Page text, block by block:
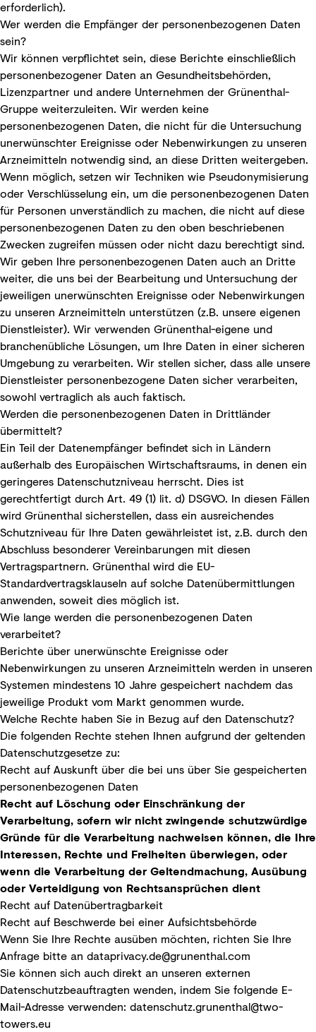
erforderlich).
Wer werden die Empfänger der personenbezogenen Daten
sein?
Wir können verpflichtet sein, diese Berichte einschließlich
personenbezogener Daten an Gesundheitsbehörden,
Lizenzpartner und andere Unternehmen der Grünenthal-
Gruppe weiterzuleiten. Wir werden keine
personenbezogenen Daten, die nicht für die Untersuchung
unerwünschter Ereignisse oder Nebenwirkungen zu unseren
Arzneimitteln notwendig sind, an diese Dritten weitergeben.
Wenn möglich, setzen wir Techniken wie Pseudonymisierung
oder Verschlüsselung ein, um die personenbezogenen Daten
für Personen unverständlich zu machen, die nicht auf diese
personenbezogenen Daten zu den oben beschriebenen
Zwecken zugreifen müssen oder nicht dazu berechtigt sind.
Wir geben Ihre personenbezogenen Daten auch an Dritte
weiter, die uns bei der Bearbeitung und Untersuchung der
jeweiligen unerwünschten Ereignisse oder Nebenwirkungen
zu unseren Arzneimitteln unterstützen (z.B. unsere eigenen
Dienstleister). Wir verwenden Grünenthal-eigene und
branchenübliche Lösungen, um Ihre Daten in einer sicheren
Umgebung zu verarbeiten. Wir stellen sicher, dass alle unsere
Dienstleister personenbezogene Daten sicher verarbeiten,
sowohl vertraglich als auch faktisch.
Werden die personenbezogenen Daten in Drittländer
übermittelt?
Ein Teil der Datenempfänger befindet sich in Ländern
außerhalb des Europäischen Wirtschaftsraums, in denen ein
geringeres Datenschutzniveau herrscht. Dies ist
gerechtfertigt durch Art. 49 (1) lit. d) DSGVO. In diesen Fällen
wird Grünenthal sicherstellen, dass ein ausreichendes
Schutzniveau für Ihre Daten gewährleistet ist, z.B. durch den
Abschluss besonderer Vereinbarungen mit diesen
Vertragspartnern. Grünenthal wird die EU-
Standardvertragsklauseln auf solche Datenübermittlungen
anwenden, soweit dies möglich ist.
Wie lange werden die personenbezogenen Daten
verarbeitet?
Berichte über unerwünschte Ereignisse oder
Nebenwirkungen zu unseren Arzneimitteln werden in unseren
Systemen mindestens 10 Jahre gespeichert nachdem das
jeweilige Produkt vom Markt genommen wurde.
Welche Rechte haben Sie in Bezug auf den Datenschutz?
Die folgenden Rechte stehen Ihnen aufgrund der geltenden
Datenschutzgesetze zu:
Recht auf Auskunft über die bei uns über Sie gespeicherten
personenbezogenen Daten
Recht auf Löschung oder Einschränkung der
Verarbeitung, sofern wir nicht zwingende schutzwürdige
Gründe für die Verarbeitung nachweisen können, die Ihre
Interessen, Rechte und Freiheiten überwiegen, oder
wenn die Verarbeitung der Geltendmachung, Ausübung
oder Verteidigung von Rechtsansprüchen dient
Recht auf Datenübertragbarkeit
Recht auf Beschwerde bei einer Aufsichtsbehörde
Wenn Sie Ihre Rechte ausüben möchten, richten Sie Ihre
Anfrage bitte an dataprivacy.de@grunenthal.com
Sie können sich auch direkt an unseren externen
Datenschutzbeauftragten wenden, indem Sie folgende E-
Mail-Adresse verwenden: datenschutz.grunenthal@two-
towers.eu